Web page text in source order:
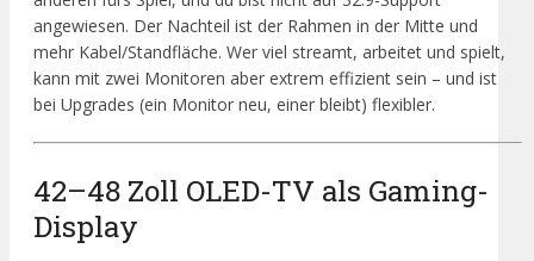
angewiesen. Der Nachteil ist der Rahmen in der Mitte und
mehr Kabel/Standfläche. Wer viel streamt, arbeitet und spielt,
kann mit zwei Monitoren aber extrem effizient sein – und ist
bei Upgrades (ein Monitor neu, einer bleibt) flexibler.
42–48 Zoll OLED-TV als Gaming-
Display